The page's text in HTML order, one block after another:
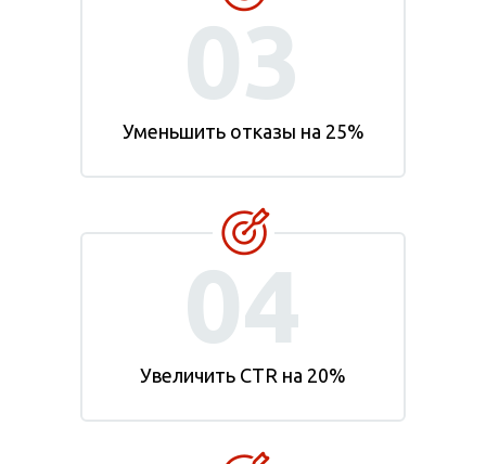
03
Уменьшить отказы на 25%
04
Увеличить CTR на 20%